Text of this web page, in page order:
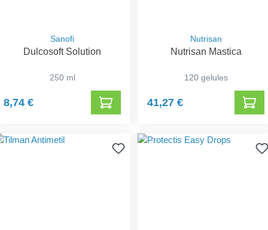
Sanofi
Dulcosoft Solution
250 ml
8,74 €
Nutrisan
Nutrisan Mastica
120 gelules
41,27 €